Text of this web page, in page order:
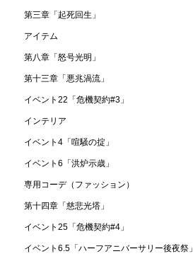
第三章「起死回生」
アイテム
第八章「怒号光明」
第十三章「悪兆渦流」
イベント22「危機契約#3」
インテリア
イベント4「喧騒の掟」
イベント6「洪炉示歳」
専用コーデ（ファッション）
第十四章「慈悲光塔」
イベント25「危機契約#4」
イベント6.5「ハーフアニバーサリー後夜祭」